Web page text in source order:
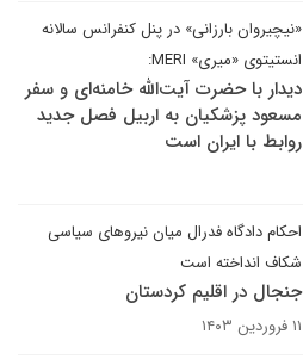
«نیچیروان بارزانی» در پنل کنفرانس سالانه
انستیتوی «میری» MERI:
دیدار با حضرت آیت‌الله خامنه‌ای و سفر
مسعود پزشکیان به اربیل فصل جدید
روابط با ایران است
احکام دادگاه فدرال میان نیروهای سیاسی
شکاف انداخته است
جنجال در اقلیم کردستان
۱۱ فروردین ۱۴۰۳